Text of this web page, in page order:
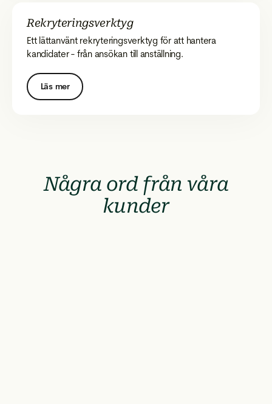
Rekryteringsverktyg
Ett lättanvänt rekryteringsverktyg för att hantera
kandidater - från ansökan till anställning.
Läs mer
Några ord från våra
kunder